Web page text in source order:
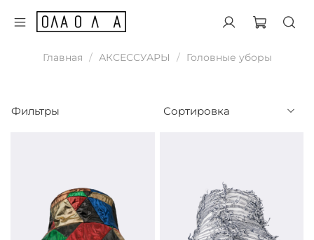
Главная АКСЕССУАРЫ Головные уборы
Фильтры